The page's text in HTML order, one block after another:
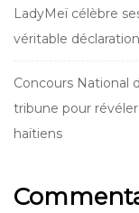
LadyMeï célèbre
véritable
Concours National
tribune pour
haïtiens